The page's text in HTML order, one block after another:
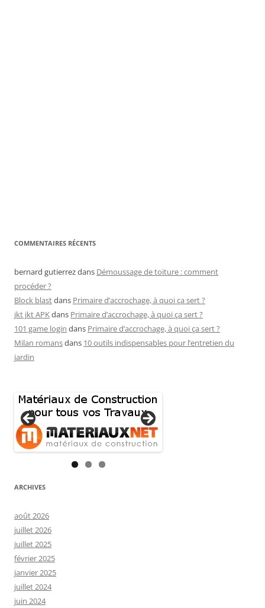
COMMENTAIRES RÉCENTS
bernard gutierrezdans Démoussage de toiture : comment
procéder ?
Block blastdans Primaire d’accrochage, à quoi ça sert ?
jkt jkt APKdans Primaire d’accrochage, à quoi ça sert ?
101 game login dans Primaire d’accrochage, à quoi ça sert ?
Milan romansdans 10 outils indispensables pour l’entretien du
jardin
ARCHIVES
août 2026
juillet 2026
juillet 2025
février 2025
janvier 2025
juillet 2024
juin 2024